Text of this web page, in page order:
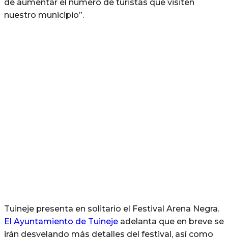
de aumentar el número de turistas que visiten
nuestro municipio”.
Tuineje presenta en solitario el Festival Arena Negra.
El Ayuntamiento de Tuineje adelanta que en breve se
irán desvelando más detalles del festival, así como